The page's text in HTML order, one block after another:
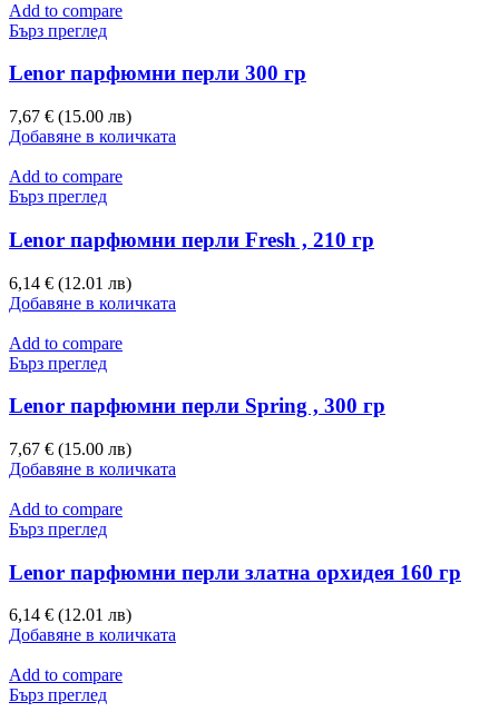
Add to compare
Бърз преглед
Lenor парфюмни перли 300 гр
7,67 € (15.00 лв)
Добавяне в количката
Add to compare
Бърз преглед
Lenor парфюмни перли Fresh , 210 гр
6,14 € (12.01 лв)
Добавяне в количката
Add to compare
Бърз преглед
Lenor парфюмни перли Spring , 300 гр
7,67 € (15.00 лв)
Добавяне в количката
Add to compare
Бърз преглед
Lenor парфюмни перли златна орхидея 160 гр
6,14 € (12.01 лв)
Добавяне в количката
Add to compare
Бърз преглед